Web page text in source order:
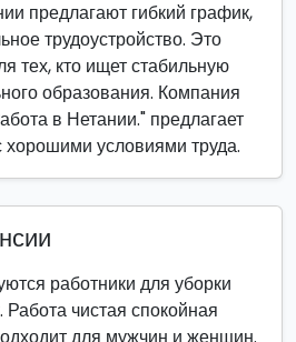
предлагают гибкий график,
трудоустройство. Это
тех, кто ищет стабильную
образования. Компания
в Нетании." предлагает
хорошими условиями труда.
работники для уборки
чистая спокойная